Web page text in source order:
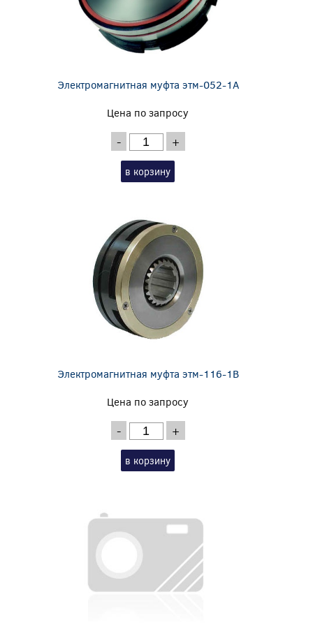
Электромагнитная муфта этм-052-1А
Цена по запросу
- +
в корзину
Электромагнитная муфта этм-116-1В
Цена по запросу
- +
в корзину